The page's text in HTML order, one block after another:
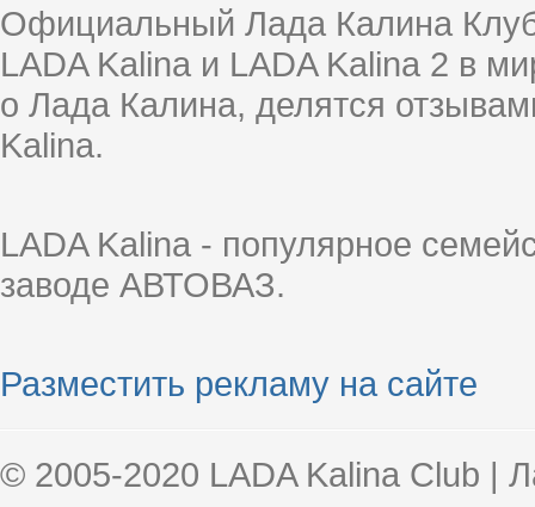
Официальный Лада Калина
LADA Kalina и LADA Kalina 2 в
о Лада Калина, делятся
Kalina.
LADA Kalina - популярное
заводе АВТОВАЗ.
Разместить рекламу на сайте
© 2005-2020 LADA Kalina Club |